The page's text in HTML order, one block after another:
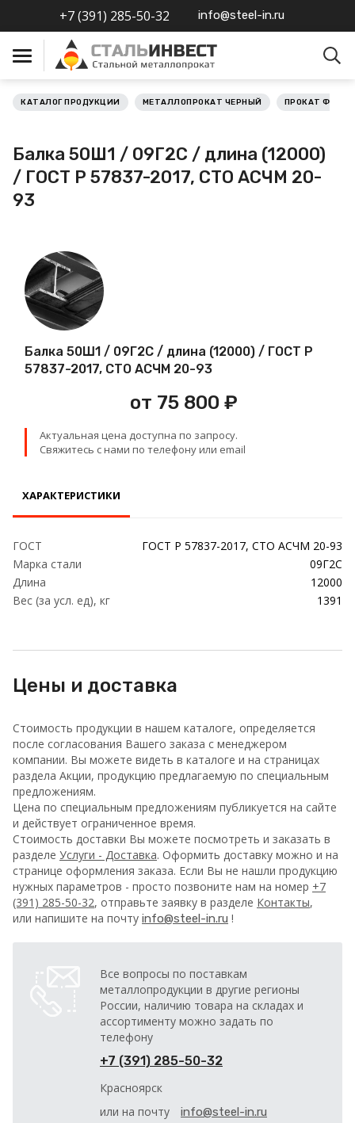
+7 (391) 285-50-32 info@steel-in.ru
Металлопрокат
нержавеющий
Металлопрокат
калиброванный
Профлист
Проволока
КАТАЛОГ ПРОДУКЦИИ МЕТАЛЛОПРОКАТ ЧЕРНЫЙ ПРОКАТ
Балка 50Ш1 / 09Г2С / длина (12000)
/ ГОСТ Р 57837-2017, СТО АСЧМ 20-
93
Балка 50Ш1 / 09Г2С / длина (12000) / ГОСТ Р
57837-2017, СТО АСЧМ 20-93
от 75 800 ₽
Актуальная цена доступна по запросу.
Свяжитесь с нами по телефону или email
ХАРАКТЕРИСТИКИ
ГОСТ
ГОСТ Р 57837-2017, СТО АСЧМ 20-93
Марка стали
09Г2С
Длина
12000
Вес (за усл. ед), кг
1391
Цены и доставка
Стоимость продукции в нашем каталоге, определяется
после согласования Вашего заказа с менеджером
компании. Вы можете видеть в каталоге и на страницах
раздела Акции, продукцию предлагаемую по специальным
предложениям.
Цена по специальным предложениям публикуется на сайте
и действует ограниченное время.
Стоимость доставки Вы можете посмотреть и заказать в
разделе Услуги - Доставка. Оформить доставку можно и на
странице оформления заказа. Если Вы не нашли продукцию
нужных параметров - просто позвоните нам на номер +7
(391) 285-50-32, отправьте заявку в разделе Контакты,
или напишите на почту info@steel-in.ru !
Все вопросы по поставкам
металлопродукции в другие регионы
России, наличию товара на складах и
ассортименту можно задать по
телефону
+7 (391) 285-50-32
Красноярск
или на почту
info@steel-in.ru